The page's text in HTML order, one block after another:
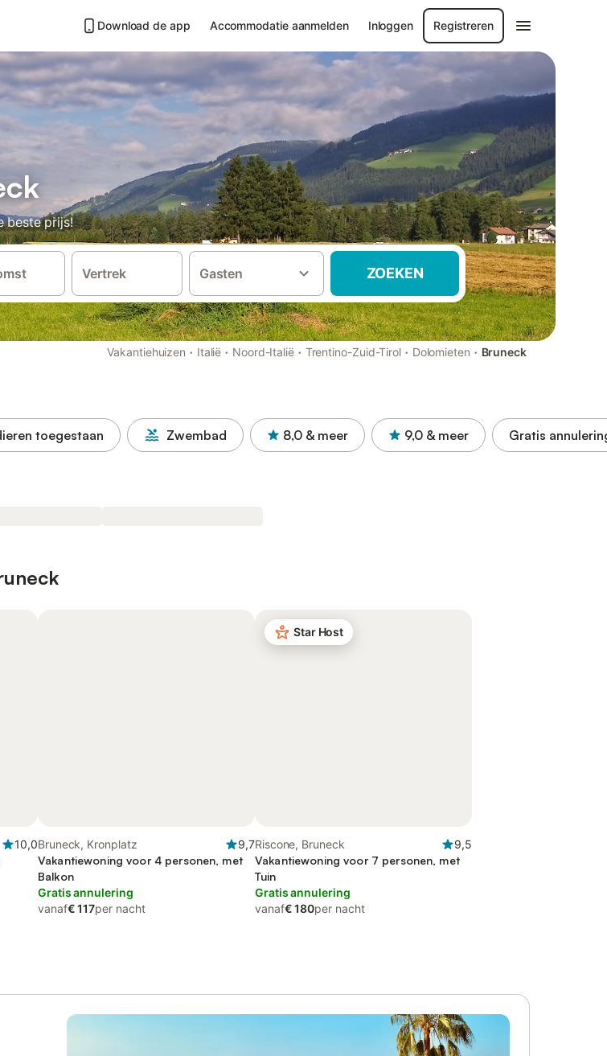
Download de app Accommodatie aanmelden Inloggen Registreren
beste prijs!
Vertrek Gasten ZOEKEN
Vakantiehuizen · Italië · Noord-Italië · Trentino-Zuid-Tirol · Dolomieten · Bruneck
toegestaan Zwembad 8,0 & meer 9,0 & meer Gratis
10,0Bruneck, Kronplatz
9,7
Vakantiewoning voor 4 personen, met
Balkon
Gratis annulering
vanaf€ 117per nacht
Star Host
Riscone, Bruneck
9,5
Vakantiewoning voor 7 personen, met
Tuin
Gratis annulering
vanaf€ 180per nacht